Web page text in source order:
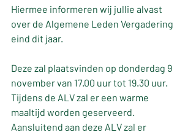
Hiermee informeren wij jullie alvast
over de Algemene Leden Vergadering
eind dit jaar.
Deze zal plaatsvinden op donderdag 9
november van 17.00 uur tot 19.30 uur.
Tijdens de ALV zal er een warme
maaltijd worden geserveerd.
Aansluitend aan deze ALV zal er